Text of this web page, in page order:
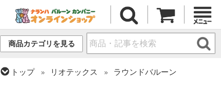
商品カテゴリを見る
トップ リオテックス
ラウンドバルーン